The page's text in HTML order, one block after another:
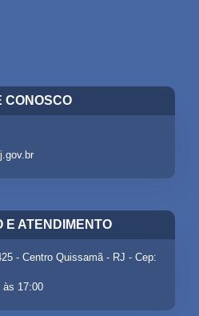
CONOSCO
E ATENDIMENTO
- Centro Quissamã - RJ - Cep:
às 17:00